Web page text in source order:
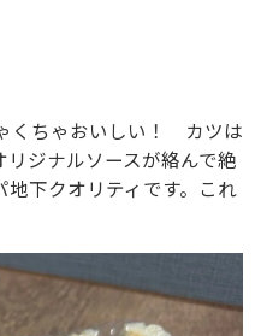
くちゃおいしい！ カツは
ジナルソースが絡んで絶
下クオリティです。これ